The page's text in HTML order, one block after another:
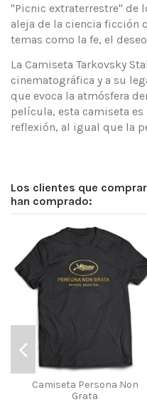
"Picnic extraterrestre" de
aleja de la ciencia ficción
temas como la fe, el
La Camiseta Tarkovsky
cinematográfica y a su
que evoca la atmósfera
película, esta camiseta
reflexión, al igual que la
Los clientes que
han comprado:
Camiseta Persona Non
Grata